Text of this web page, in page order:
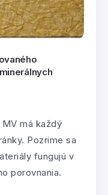
má každý
Pozrime sa
fungujú v
porovnania.